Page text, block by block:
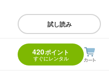
試し読み
420ポイント
すぐにレンタル